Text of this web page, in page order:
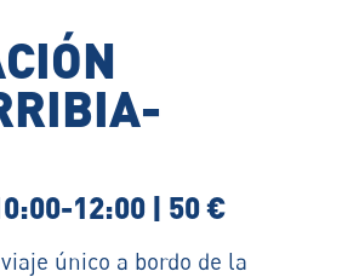
12:00 | 50 €
único a bordo de la